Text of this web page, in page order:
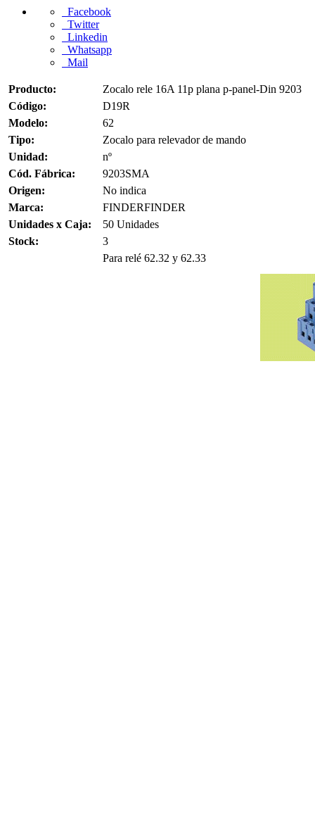
Facebook
Twitter
Linkedin
Whatsapp
Mail
Producto:
Zocalo rele 16A 11p plana p-panel-Din 9203
Código:
D19R
Modelo:
62
Tipo:
Zocalo para relevador de mando
Unidad:
nº
Cód. Fábrica:
9203SMA
Origen:
No indica
Marca:
FINDERFINDER
Unidades x Caja:
50 Unidades
Stock:
3
Para relé 62.32 y 62.33